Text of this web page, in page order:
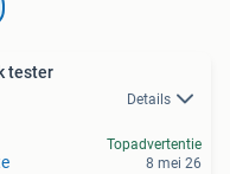
tester
Details
Topadvertentie
8 mei 26